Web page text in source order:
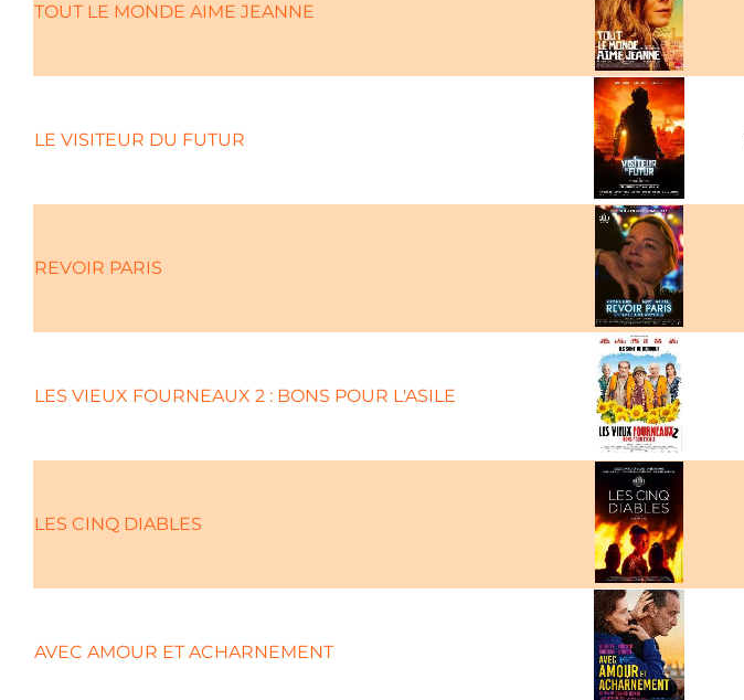
TOUT LE MONDE AIME JEANNE
LE VISITEUR DU FUTUR
REVOIR PARIS
LES VIEUX FOURNEAUX 2 : BONS POUR L'ASILE
LES CINQ DIABLES
AVEC AMOUR ET ACHARNEMENT